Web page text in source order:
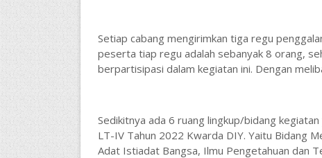
Setiap cabang mengirimkan tiga regu
peserta tiap regu adalah sebanyak 8 orang,
berpartisipasi dalam kegiatan ini. Dengan
Sedikitnya ada 6 ruang lingkup/bidang
LT-IV Tahun 2022 Kwarda DIY. Yaitu Bidang
Adat Istiadat Bangsa, Ilmu Pengetahuan dan